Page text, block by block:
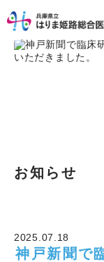
お知らせ
2025.07.18
神戸新聞で